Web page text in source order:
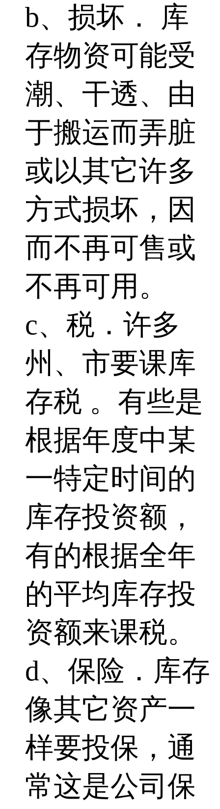
b、损坏． 库
存物资可能受
潮、干透、由
于搬运而弄脏
或以其它许多
方式损坏，因
而不再可售或
不再可用。
c、税．许多
州、市要课库
存税 。有些是
根据年度中某
一特定时间的
库存投资额，
有的根据全年
的平均库存投
资额来课税。
d、保险．库存
像其它资产一
样要投保，通
常这是公司保